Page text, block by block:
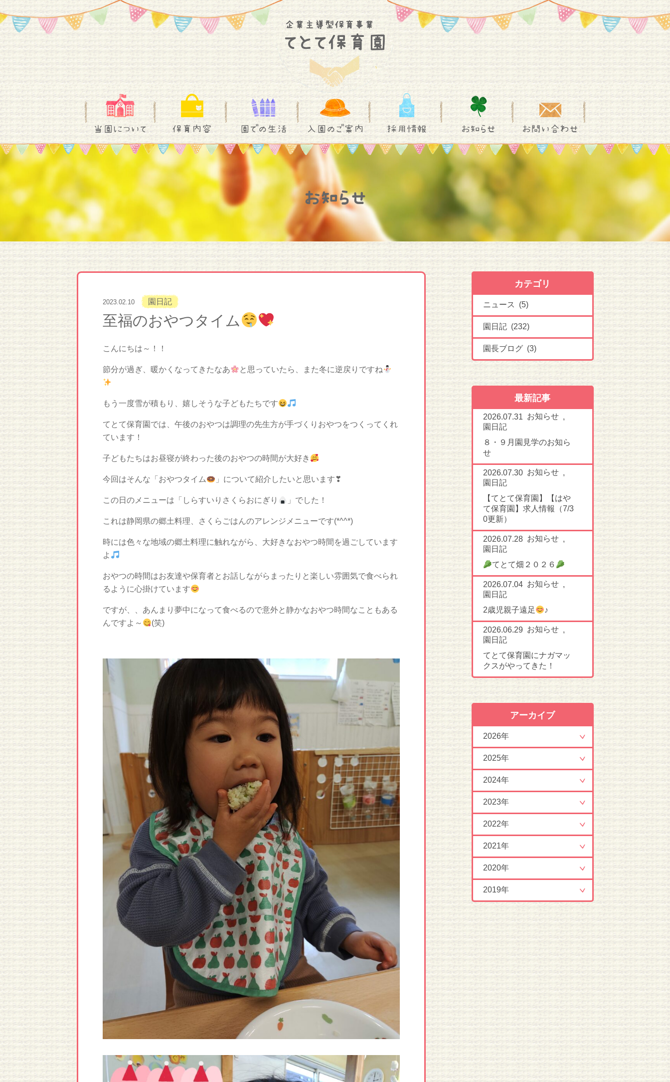
当園について 保育内容 園での生活 入園のご案内 採用情報 お知らせ お問い合わせ
お知らせ
2023.02.10 園日記
至福のおやつタイム
こんにちは～！！
節分が過ぎ、暖かくなってきたなあ と思っていたら、また冬に逆戻りですね
もう一度雪が積もり、嬉しそうな子どもたちです
てとて保育園では、午後のおやつは調理の先生方が手づくりおやつをつくってくれ
ています！
子どもたちはお昼寝が終わった後のおやつの時間が大好き
今回はそんな「おやつタイム 」について紹介したいと思います❣
この日のメニューは「しらすいりさくらおにぎり 」でした！
これは静岡県の郷土料理、さくらごはんのアレンジメニューです(*^^*)
時には色々な地域の郷土料理に触れながら、大好きなおやつ時間を過ごしています
よ
おやつの時間はお友達や保育者とお話しながらまったりと楽しい雰囲気で食べられ
るように心掛けています
ですが、、あんまり夢中になって食べるので意外と静かなおやつ時間なこともある
んですよ～
(笑)
カテゴリ
ニュース (5)
園日記 (232)
園長ブログ (3)
最新記事
2026.07.31 お知らせ ,
園日記
８・９月園見学のお知ら
せ
2026.07.30 お知らせ ,
園日記
【てとて保育園】【はや
て保育園】求人情報（7/3
0更新）
2026.07.28 お知らせ ,
園日記
てとて畑２０２６
2026.07.04 お知らせ ,
園日記
2歳児親子遠足
♪
2026.06.29 お知らせ ,
園日記
てとて保育園にナガマッ
クスがやってきた！
アーカイブ
2026年
2025年
2024年
2023年
2022年
2021年
2020年
2019年